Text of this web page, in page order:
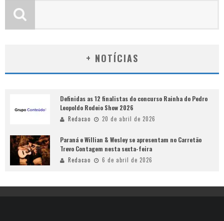
+ NOTÍCIAS
Definidas as 12 finalistas do concurso Rainha do Pedro
Leopoldo Rodeio Show 2026
Redacao 20 de abril de 2026
Paraná e Willian & Wesley se apresentam no Carretão
Trevo Contagem nesta sexta-feira
Redacao 6 de abril de 2026